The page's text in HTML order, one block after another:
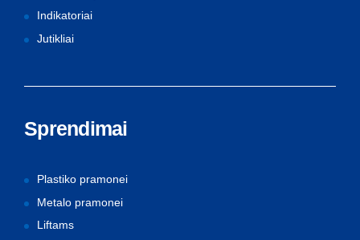
Indikatoriai
Jutikliai
Sprendimai
Plastiko pramonei
Metalo pramonei
Liftams